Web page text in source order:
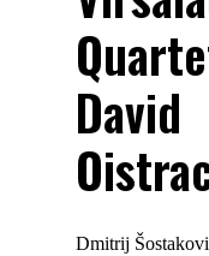
David
Dmitrij